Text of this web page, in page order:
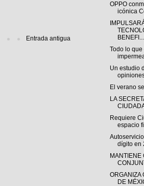
Entrada antigua
OPPO
icónica
BENEFI...
Todo lo
Un estudio
El verano
LA
Requiere
espacio
dígito en
MANTIENE
ORGANIZA
DE